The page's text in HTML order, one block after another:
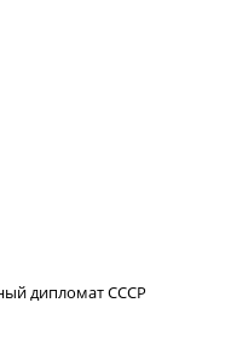
дипломат СССР